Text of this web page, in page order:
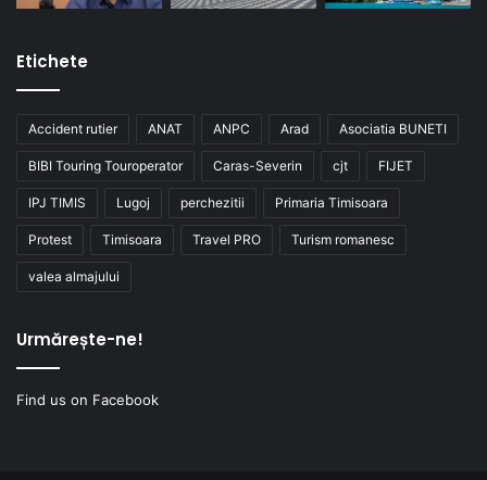
Etichete
Accident rutier ANAT ANPC Arad Asociatia BUNETI
BIBI Touring Touroperator Caras-Severin cjt FIJET
IPJ TIMIS Lugoj perchezitii Primaria Timisoara
Protest Timisoara Travel PRO Turism romanesc
valea almajului
Urmărește-ne!
Find us on Facebook